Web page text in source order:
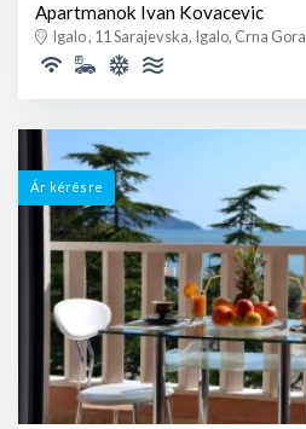
Apartmanok Ivan Kovacevic
Igalo , 11 Sarajevska, Igalo, Crna Gora
Ár kérésre